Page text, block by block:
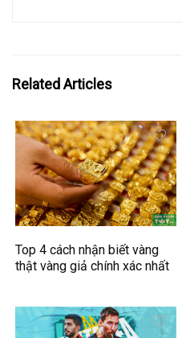
Related Articles
Top 4 cách nhận biết vàng
thật vàng giả chính xác nhất